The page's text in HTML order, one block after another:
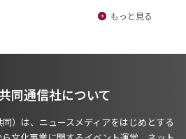
もっと見る
同通信社について
）は、ニュースメディアをはじめとする